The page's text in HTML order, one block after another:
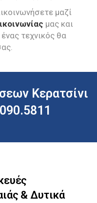
μαζί
μας και
τεχνικός θα
Κερατσίνι
& Δυτικά